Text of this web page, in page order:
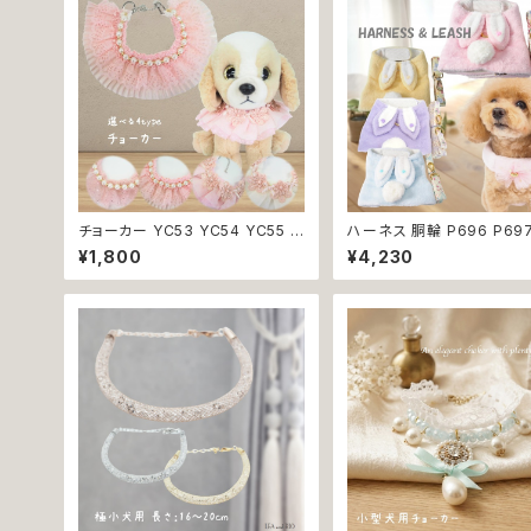
チョーカー YC53 YC54 YC55 Y
C56 アクセサリー ネック フォーマ
ル パーティー イベント おめかし
女の子 犬 犬服 小型 猫 服 洋服
¥1,800
ハーネス 胴輪 P696 P697 P69
8 P699 洋服のようなハーネス う
さぎ ラビット rabbit 暖か
揃い 引っ張り防止 散歩 お出掛け
猫服 かわいい おしゃれ 小
品交換不可
¥4,230